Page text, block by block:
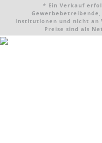
* Ein Verkauf
Institutionen und nicht an
Preise sind als